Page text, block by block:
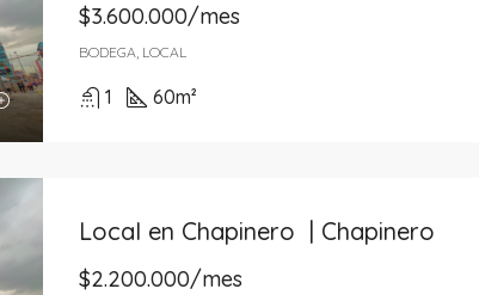
$3.600.000/mes
BODEGA, LOCAL
1 60m²
Local en Chapinero | Chapinero
$2.200.000/mes